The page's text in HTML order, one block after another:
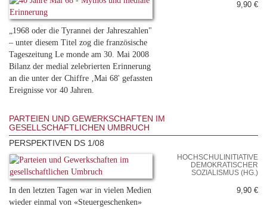
„1968 oder die Tyrannei der Jahreszahlen"
– unter diesem Titel zog die französische
Tageszeitung Le monde am 30. Mai 2008
Bilanz der medial zelebrierten Erinnerung
an die unter der Chiffre ‚Mai 68' gefassten
Ereignisse vor 40 Jahren.
9,90 €
PARTEIEN UND GEWERKSCHAFTEN IM
GESELLSCHAFTLICHEN UMBRUCH
PERSPEKTIVEN DS 1/08
In den letzten Tagen war in vielen Medien
wieder einmal von «Steuergeschenken»
HOCHSCHULINITIATIVE
DEMOKRATISCHER
SOZIALISMUS (HG.)
9,90 €